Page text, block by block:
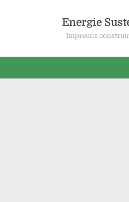
Energie
Impreuna